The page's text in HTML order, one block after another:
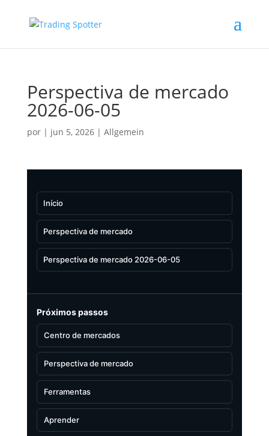
Perspectiva de mercado
2026-06-05
por | jun 5, 2026| Allgemein
Início
Perspectiva de mercado
Perspectiva de mercado 2026-06-05
Próximos passos
Centro de mercados
Perspectiva de mercado
Ferramentas
Aprender